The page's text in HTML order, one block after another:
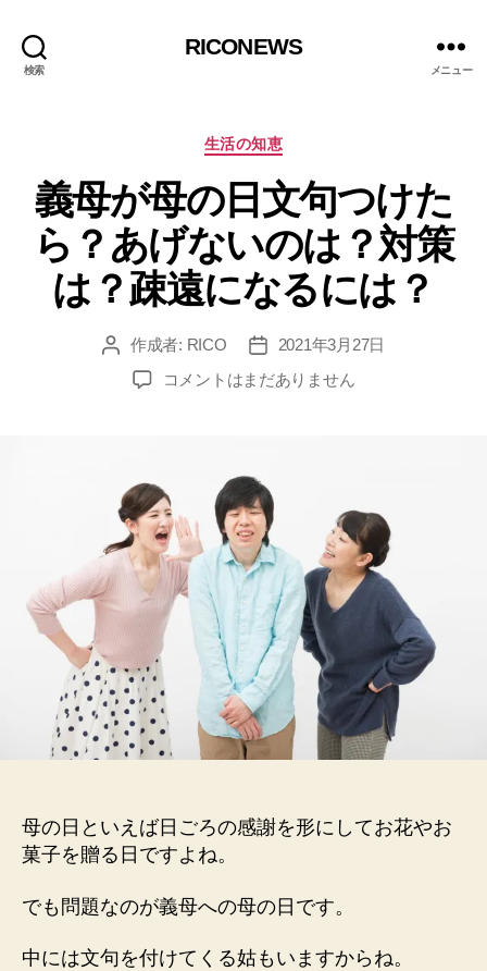
検索
RICONEWS
メニュー
カ
ゴ
リ
ー
生活の知恵
義母が母の日文句つけた
ら？あげないのは？対策
は？疎遠になるには？
投 作成者: RICO
投
稿
日
2021年3月27日
義
日
文
句
つ
け
た
あ
げ
な
い
の
策
は？
遠
な
コメントはまだありません
母の日といえば日ごろの感謝を形にしてお花やお
菓子を贈る日ですよね。
でも問題なのが義母への母の日です。
中には文句を付けてくる姑もいますからね。